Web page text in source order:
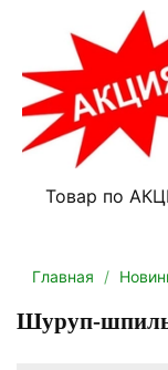
Товар по
Главная
Шуруп-